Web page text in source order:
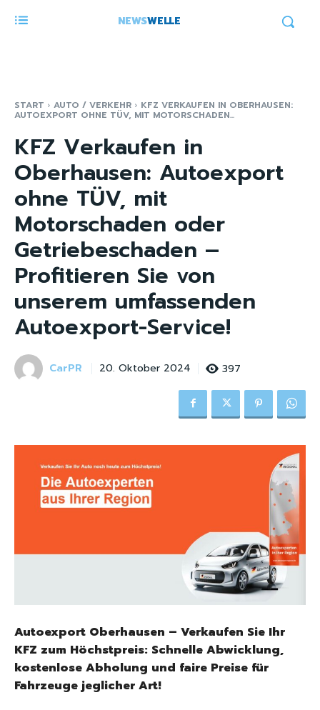
NEWSWELLE
START AUTO / VERKEHR KFZ VERKAUFEN IN OBERHAUSEN:
AUTOEXPORT OHNE TÜV, MIT MOTORSCHADEN...
KFZ Verkaufen in
Oberhausen: Autoexport
ohne TÜV, mit
Motorschaden oder
Getriebeschaden –
Profitieren Sie von
unserem umfassenden
Autoexport-Service!
CarPR 20. Oktober 2024 397
Autoexport Oberhausen – Verkaufen Sie Ihr
KFZ zum Höchstpreis: Schnelle Abwicklung,
kostenlose Abholung und faire Preise für
Fahrzeuge jeglicher Art!